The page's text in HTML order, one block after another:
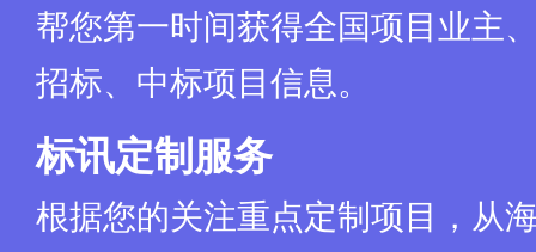
帮您第一时间获得全国项目业主
招标、中标项目信息。
标讯定制服务
根据您的关注重点定制项目，从